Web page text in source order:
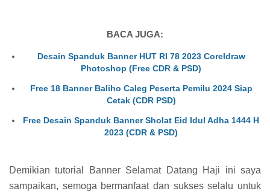
BACA JUGA:
Desain Spanduk Banner HUT RI 78 2023 Coreldraw
Photoshop (Free CDR & PSD)
Free 18 Banner Baliho Caleg Peserta Pemilu 2024 Siap
Cetak (CDR PSD)
Free Desain Spanduk Banner Sholat Eid Idul Adha 1444 H
2023 (CDR & PSD)
Demikian tutorial Banner Selamat Datang Haji ini saya
sampaikan, semoga bermanfaat dan sukses selalu untuk